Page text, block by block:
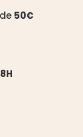
50€